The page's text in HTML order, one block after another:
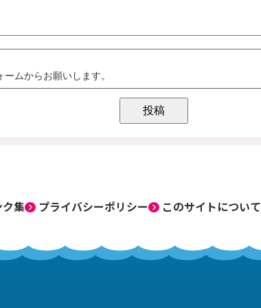
集 プライバシーポリシー このサイトについて